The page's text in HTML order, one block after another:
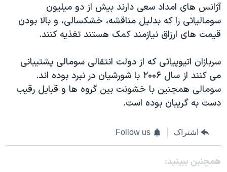
سفر پرزیدنت ترامپ به چین
آژانس های امداد سعی دارند بيش از دو ميليون
سوماليائی را که بدليل مناقشه، خشکسالی، و بالا بودن
قيمت های ارزاق نيازمند کمک هستند تغذيه کنند.
سربازان اتيوپيائی که از دولت انتقالی سومالی پشتيبانی
می کنند از سال ۲۰۰۶ با شورشيان در نبرد بوده اند.
سومالی همچنين با خشونت بين گروه ها و قبايل رقيب
دست به گريبان بوده است.
اشتراک Follow us
همچنبن ببینید: